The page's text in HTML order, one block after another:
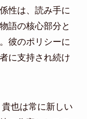
性は、読み手に
語の核心部分と
彼のポリシーに
に支持され続け
也は常に新しい